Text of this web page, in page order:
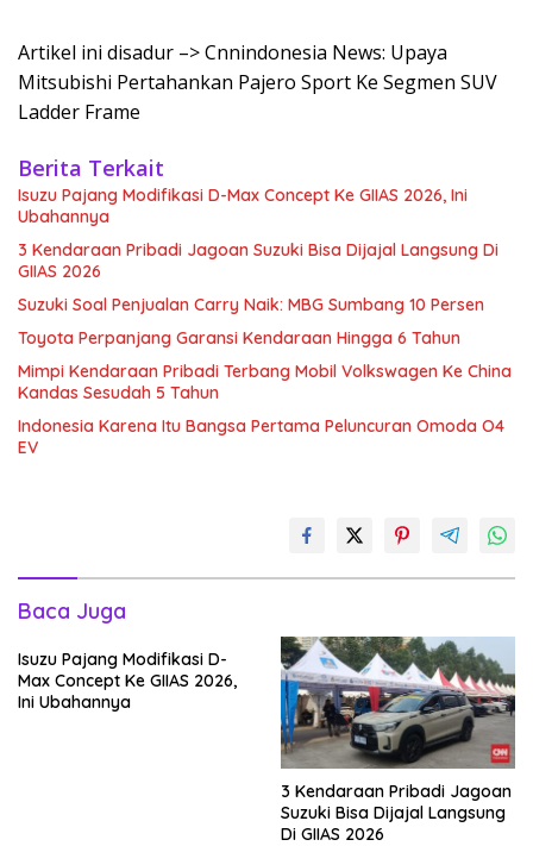
Artikel ini disadur –> Cnnindonesia News: Upaya
Mitsubishi Pertahankan Pajero Sport Ke Segmen SUV
Ladder Frame
Berita Terkait
Isuzu Pajang Modifikasi D-Max Concept Ke GIIAS 2026, Ini
Ubahannya
3 Kendaraan Pribadi Jagoan Suzuki Bisa Dijajal Langsung Di
GIIAS 2026
Suzuki Soal Penjualan Carry Naik: MBG Sumbang 10 Persen
Toyota Perpanjang Garansi Kendaraan Hingga 6 Tahun
Mimpi Kendaraan Pribadi Terbang Mobil Volkswagen Ke China
Kandas Sesudah 5 Tahun
Indonesia Karena Itu Bangsa Pertama Peluncuran Omoda O4
EV
Baca Juga
Isuzu Pajang Modifikasi D-
Max Concept Ke GIIAS 2026,
Ini Ubahannya
3 Kendaraan Pribadi Jagoan
Suzuki Bisa Dijajal Langsung
Di GIIAS 2026